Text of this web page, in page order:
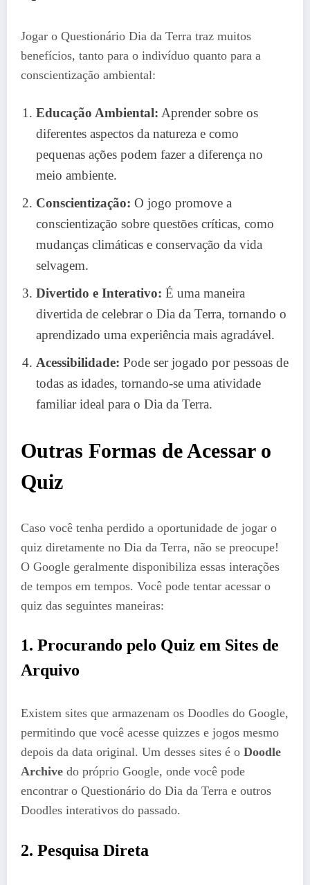
Jogar o Questionário Dia da Terra traz muitos
benefícios, tanto para o indivíduo quanto para a
conscientização ambiental:
Educação Ambiental: Aprender sobre os
diferentes aspectos da natureza e como
pequenas ações podem fazer a diferença no
meio ambiente.
Conscientização: O jogo promove a
conscientização sobre questões críticas, como
mudanças climáticas e conservação da vida
selvagem.
Divertido e Interativo: É uma maneira
divertida de celebrar o Dia da Terra, tornando o
aprendizado uma experiência mais agradável.
Acessibilidade: Pode ser jogado por pessoas de
todas as idades, tornando-se uma atividade
familiar ideal para o Dia da Terra.
Outras Formas de Acessar o
Quiz
Caso você tenha perdido a oportunidade de jogar o
quiz diretamente no Dia da Terra, não se preocupe!
O Google geralmente disponibiliza essas interações
de tempos em tempos. Você pode tentar acessar o
quiz das seguintes maneiras:
1. Procurando pelo Quiz em Sites de
Arquivo
Existem sites que armazenam os Doodles do Google,
permitindo que você acesse quizzes e jogos mesmo
depois da data original. Um desses sites é o Doodle
Archive do próprio Google, onde você pode
encontrar o Questionário do Dia da Terra e outros
Doodles interativos do passado.
2. Pesquisa Direta